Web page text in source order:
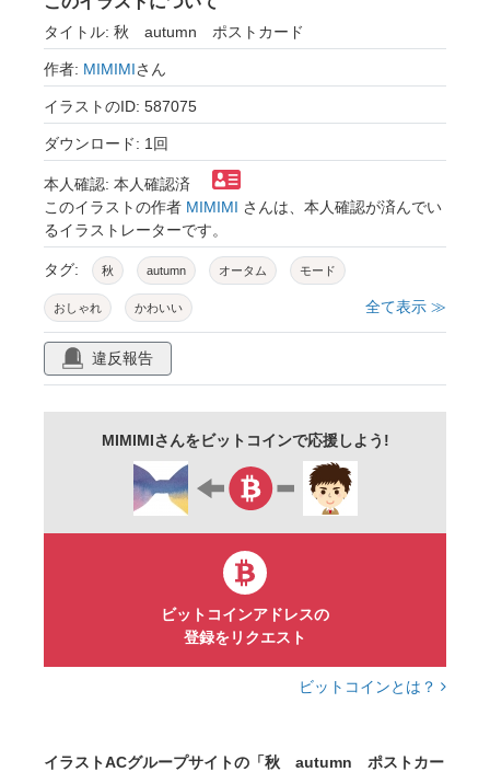
タイトル: 秋 autumn ポストカード
作者: MIMIMIさん
イラストのID: 587075
ダウンロード: 1回
本人確認: 本人確認済
このイラストの作者 MIMIMI さんは、本人確認が済んでい
るイラストレーターです。
タグ: 秋 autumn オータム モード
おしゃれ かわいい 全て表示 ≫
違反報告
MIMIMIさんをビットコインで応援しよう!
ビットコインアドレスの
登録をリクエスト
ビットコインとは？
イラストACグループサイトの「秋 autumn ポストカー